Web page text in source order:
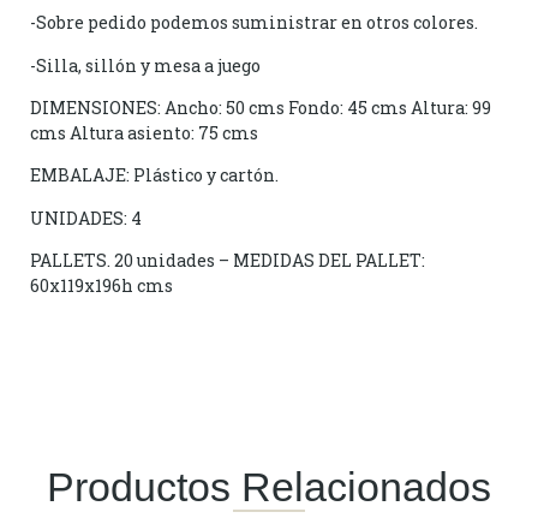
-Sobre pedido podemos suministrar en otros colores.
-Silla, sillón y mesa a juego
DIMENSIONES: Ancho: 50 cms Fondo: 45 cms Altura: 99
cms Altura asiento: 75 cms
EMBALAJE: Plástico y cartón.
UNIDADES: 4
PALLETS. 20 unidades – MEDIDAS DEL PALLET:
60x119x196h cms
Productos Relacionados